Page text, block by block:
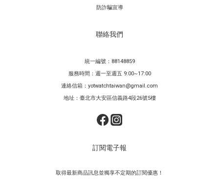
防詐騙宣導
聯絡我們
統一編號：88148859
服務時間：週一至週五 9:00~17:00
連絡信箱：yotwatchtaiwan@gmail.com
地址：臺北市大安區信義路4段26號5樓
訂閱電子報
取得最新商品訊息並獨享不定期的訂閱優惠！